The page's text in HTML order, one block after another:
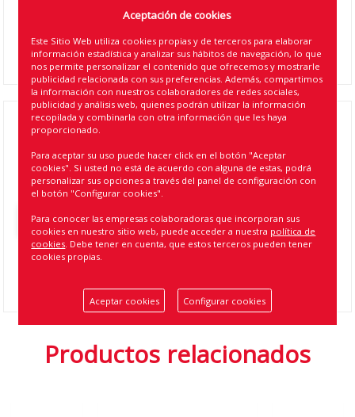
LAVAPARABRISAS ANTI-LLUVIA RAIN-X 5L ( 4 )
Referencia:14126
EAN13:8410410141262
Volver atrás
Productos relacionados
Aceptación de cookies
Este Sitio Web utiliza cookies propias y de terceros para elaborar
información estadística y analizar sus hábitos de navegación, lo que
nos permite personalizar el contenido que ofrecemos y mostrarle
publicidad relacionada con sus preferencias. Además, compartimos
la información con nuestros colaboradores de redes sociales,
publicidad y análisis web, quienes podrán utilizar la información
recopilada y combinarla con otra información que les haya
proporcionado.
Para aceptar su uso puede hacer click en el botón "Aceptar
cookies". Si usted no está de acuerdo con alguna de estas, podrá
personalizar sus opciones a través del panel de configuración con
el botón "Configurar cookies".
Para conocer las empresas colaboradoras que incorporan sus
cookies en nuestro sitio web, puede acceder a nuestra política de
cookies. Debe tener en cuenta, que estos terceros pueden tener
cookies propias.
Aceptar cookies Configurar cookies